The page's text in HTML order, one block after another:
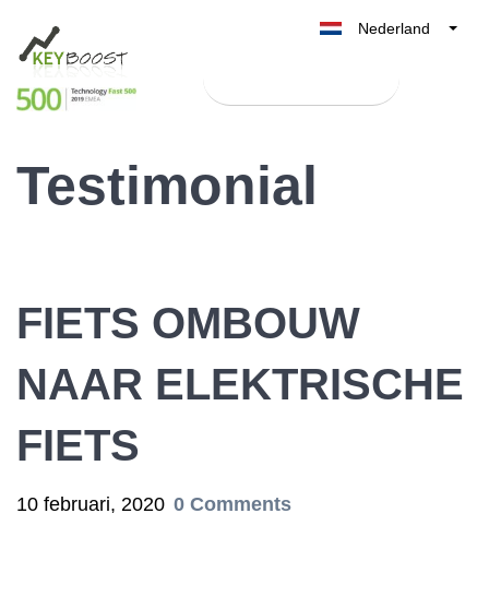
Nederland
België
Testimonial
FIETS OMBOUW
NAAR ELEKTRISCHE
FIETS
10 februari, 2020 0 Comments